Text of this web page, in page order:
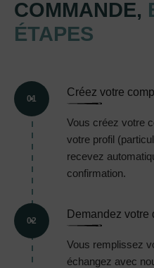
COMMANDE,
ÉTAPES
01
Créez votre
Vous créez votre
votre profil
recevez
confirmation.
02
Demandez votre
Vous remplissez
échangez avec